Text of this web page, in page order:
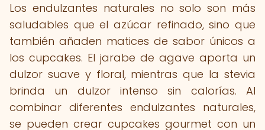
Los endulzantes naturales no solo son más
saludables que el azúcar refinado, sino que
también añaden matices de sabor únicos a
los cupcakes. El jarabe de agave aporta un
dulzor suave y floral, mientras que la stevia
brinda un dulzor intenso sin calorías. Al
combinar diferentes endulzantes naturales,
se pueden crear cupcakes gourmet con un